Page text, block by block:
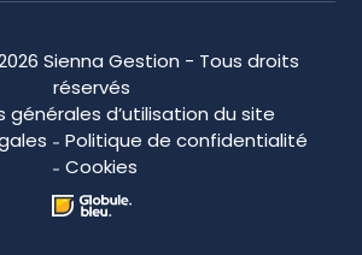
Sienna Gestion - Tous droits
réservés
générales d’utilisation du site
Politique de confidentialité
Cookies